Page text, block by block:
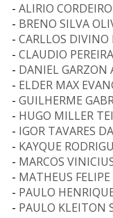
- ALIRIO
- BRENO SILVA
- CARLLOS DIVINO
- CLAUDIO
- DANIEL GARZON
- ELDER MAX
- GUILHERME
- HUGO MILLER
- IGOR TAVARES
- KAYQUE
- MARCOS
- MATHEUS
- PAULO
- PAULO KLEITON